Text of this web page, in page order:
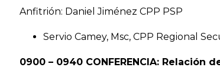
Anfitrión: Daniel Jiménez CPP PSP
Servio Camey, Msc, CPP Regional
0900 – 0940 CONFERENCIA: Relación